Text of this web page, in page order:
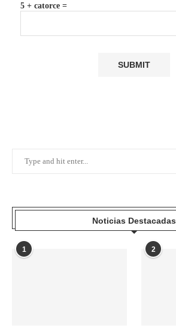
5 + catorce =
Noticias Destacadas
1 2